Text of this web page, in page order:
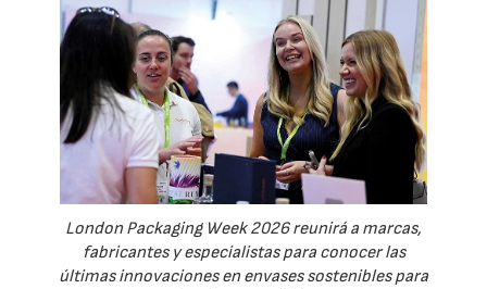
London Packaging Week 2026 reunirá a marcas,
fabricantes y especialistas para conocer las
últimas innovaciones en envases sostenibles para